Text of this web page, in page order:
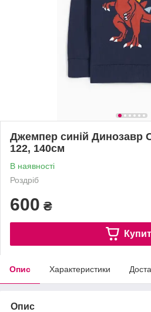
Джемпер синій Динозавр
122, 140см
В наявності
Роздріб
600 ₴
Опис Характеристики
Опис